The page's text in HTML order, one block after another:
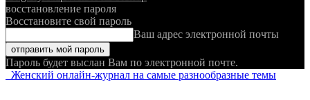
восстановление пароля
Восстановите свой пароль
Ваш адрес электронной почты
Пароль будет выслан Вам по электронной почте.
Женский онлайн-журнал на самые разнообразные темы